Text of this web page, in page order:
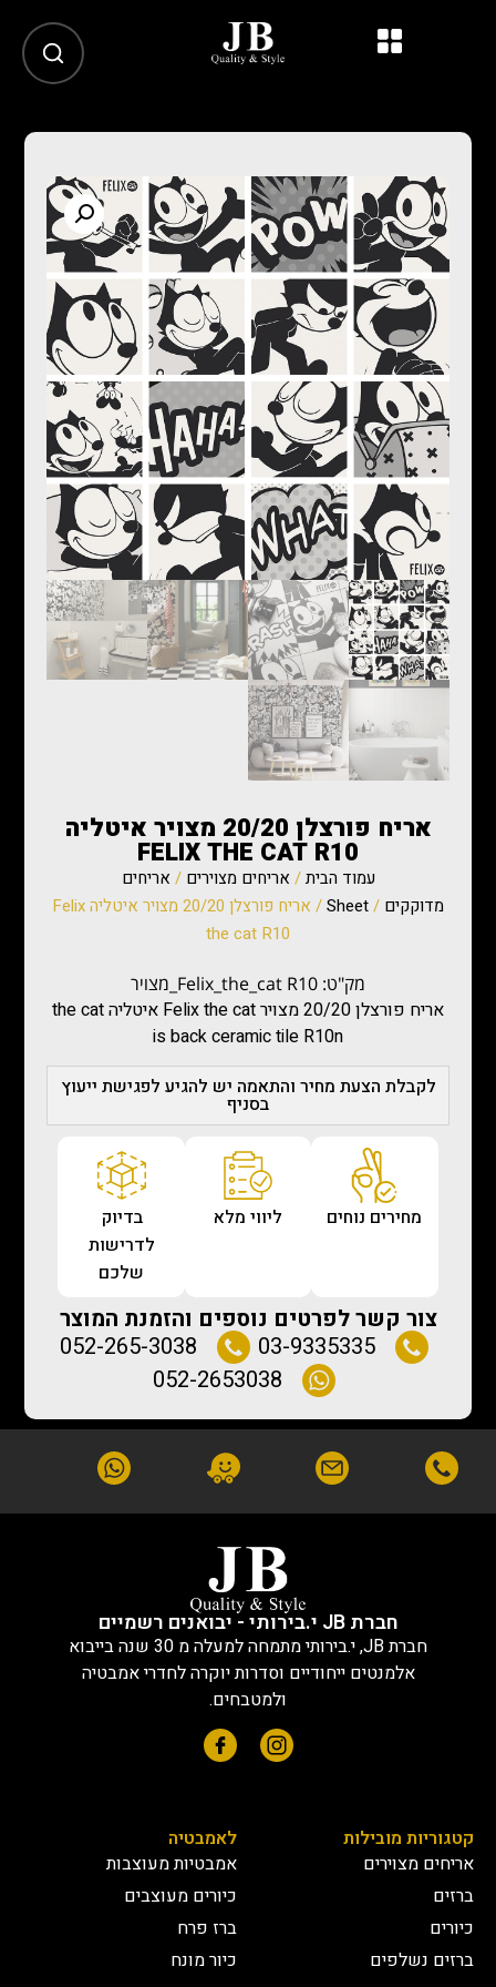
אריח פורצלן 20/20 מצויר איטליה
FELIX THE CAT R10
עמוד הבית/ אריחים מצוירים / אריחים
מדוקקים /
Sheet
/ אריח פורצלן 20/20 מצויר איטליה Felix
the cat R10
מק"ט: Felix_the_cat R10_מצויר
אריח פורצלן 20/20 מצויר Felix the cat איטליה the cat
is back ceramic tile R10n
לקבלת הצעת מחיר והתאמה יש להגיע לפגישת ייעוץ
בסניף
מחירים נוחים ליווי מלא
בדיוק
לדרישות
שלכם
צור קשר לפרטים נוספים והזמנת המוצר
03-9335335
052-265-3038
052-2653038
חברת JB י.בירותי - יבואנים רשמיים
חברת JB, י.בירותי מתמחה למעלה מ 30 שנה בייבוא
אלמנטים ייחודיים וסדרות יוקרה לחדרי אמבטיה
ולמטבחים.
קטגוריות מובילות
אריחים מצוירים
ברזים
כיורים
ברזים נשלפים
לאמבטיה
אמבטיות מעוצבות
כיורים מעוצבים
ברז פרח
כיור מונח